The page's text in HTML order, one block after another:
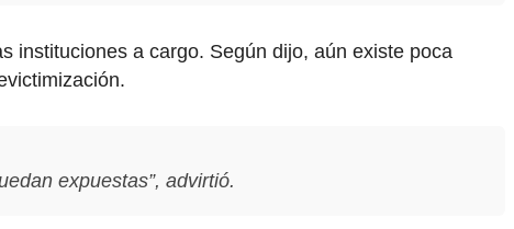
instituciones a cargo. Según dijo, aún existe poca
expuestas”, advirtió.